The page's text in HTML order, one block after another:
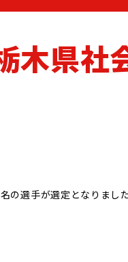
ACADEMY
木県
選手が選定となりまし